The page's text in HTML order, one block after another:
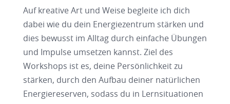
Auf kreative Art und Weise begleite ich dich
dabei wie du dein Energiezentrum stärken und
dies bewusst im Alltag durch einfache Übungen
und Impulse umsetzen kannst. Ziel des
Workshops ist es, deine Persönlichkeit zu
stärken, durch den Aufbau deiner natürlichen
Energiereserven, sodass du in Lernsituationen